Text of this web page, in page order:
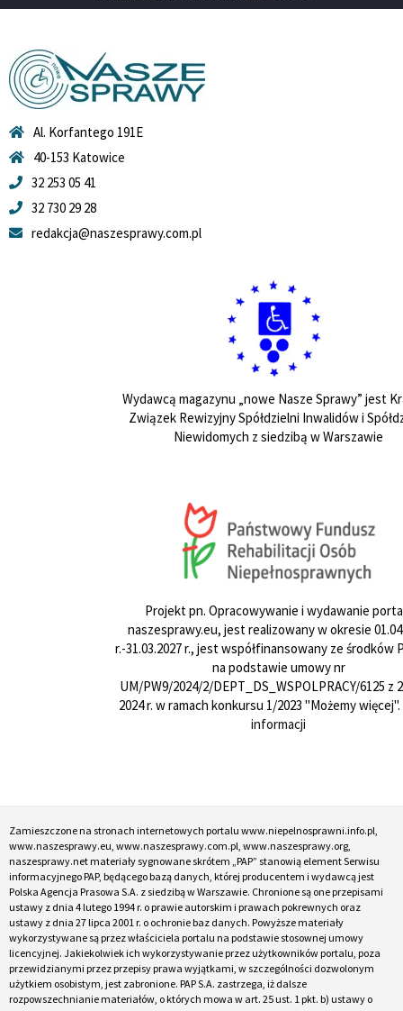
Al. Korfantego 191E
40-153 Katowice
32 253 05 41
32 730 29 28
redakcja@naszesprawy.com.pl
Wydawcą magazynu „nowe Nasze Sprawy” jest
Związek Rewizyjny Spółdzielni Inwalidów i
Niewidomych z siedzibą w Warszawie
Projekt pn. Opracowywanie i wydawanie
naszesprawy.eu, jest realizowany w okresie
r.-31.03.2027 r., jest współfinansowany ze środków
na podstawie umowy nr
UM/PW9/2024/2/DEPT_DS_WSPOLPRACY/6125 z
2024 r. w ramach konkursu 1/2023 "Możemy więcej".
informacji
Zamieszczone na stronach internetowych portalu www.niepelnosprawni.info.pl,
www.naszesprawy.eu, www.naszesprawy.com.pl, www.naszesprawy.org,
naszesprawy.net materiały sygnowane skrótem „PAP” stanowią element Serwisu
informacyjnego PAP, będącego bazą danych, której producentem i wydawcą jest
Polska Agencja Prasowa S.A. z siedzibą w Warszawie. Chronione są one przepisami
ustawy z dnia 4 lutego 1994 r. o prawie autorskim i prawach pokrewnych oraz
ustawy z dnia 27 lipca 2001 r. o ochronie baz danych. Powyższe materiały
wykorzystywane są przez właściciela portalu na podstawie stosownej umowy
licencyjnej. Jakiekolwiek ich wykorzystywanie przez użytkowników portalu, poza
przewidzianymi przez przepisy prawa wyjątkami, w szczególności dozwolonym
użytkiem osobistym, jest zabronione. PAP S.A. zastrzega, iż dalsze
rozpowszechnianie materiałów, o których mowa w art. 25 ust. 1 pkt. b) ustawy o